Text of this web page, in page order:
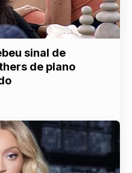
sinal de
de plano